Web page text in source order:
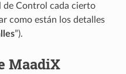
de Control cada cierto
como están los detalles
”).
MaadiX